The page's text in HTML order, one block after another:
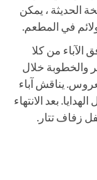
الحديثة ، يمكن
في المطعم.
الآباء من كلا
والخطوبة خلال
يناقش آباء
بعد الانتهاء
زفاف تتار.